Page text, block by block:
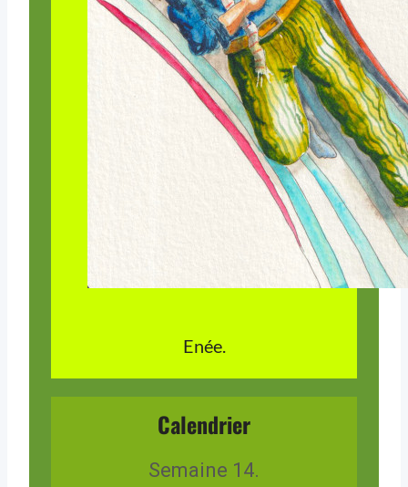
Enée.
Calendrier
Semaine 14.